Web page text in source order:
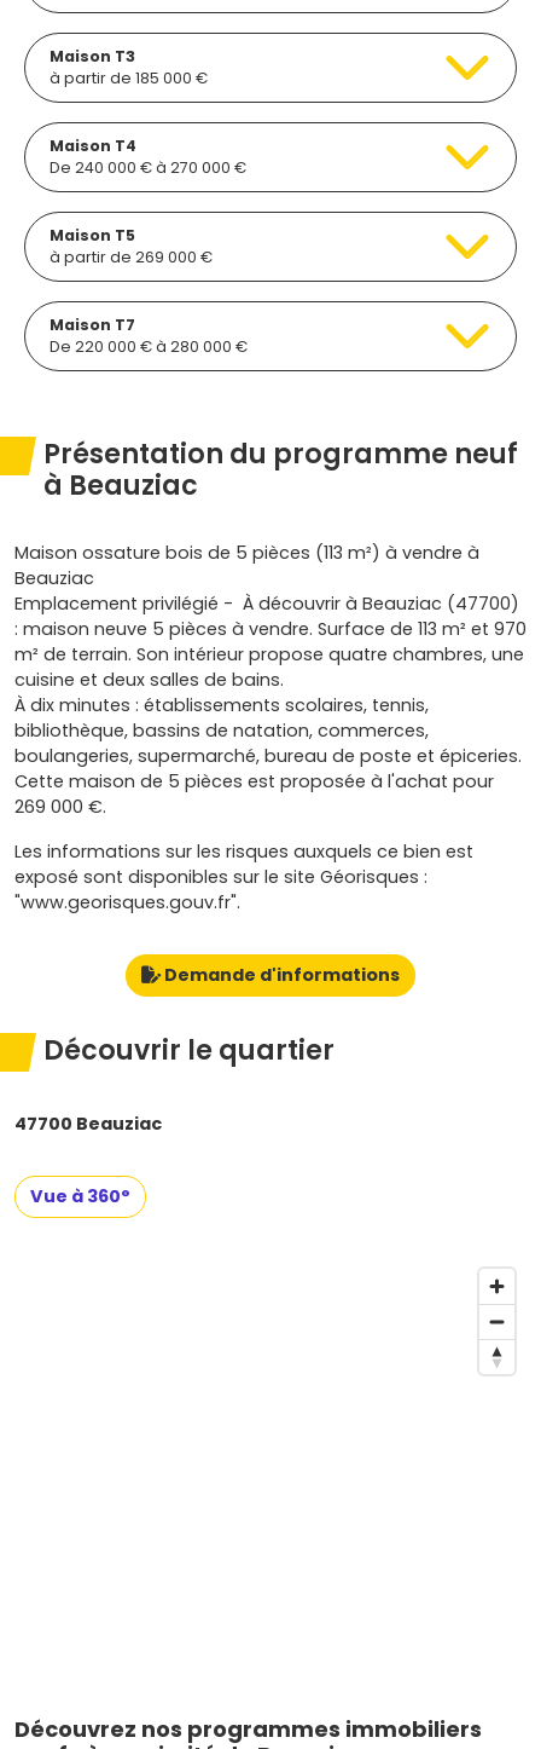
Maison T3
à partir de 185 000 €
Maison T4
De 240 000 € à 270 000 €
Maison T5
à partir de 269 000 €
Maison T7
De 220 000 € à 280 000 €
Présentation du programme neuf
à Beauziac
Maison ossature bois de 5 pièces (113 m²) à vendre à
Beauziac
Emplacement privilégié - À découvrir à Beauziac (47700)
: maison neuve 5 pièces à vendre. Surface de 113 m² et 970
m² de terrain. Son intérieur propose quatre chambres, une
cuisine et deux salles de bains.
À dix minutes : établissements scolaires, tennis,
bibliothèque, bassins de natation, commerces,
boulangeries, supermarché, bureau de poste et épiceries.
Cette maison de 5 pièces est proposée à l'achat pour
269 000 €.
Les informations sur les risques auxquels ce bien est
exposé sont disponibles sur le site Géorisques :
"www.georisques.gouv.fr".
Demande d'informations
Découvrir le quartier
47700 Beauziac
Vue à 360°
Découvrez nos programmes immobiliers